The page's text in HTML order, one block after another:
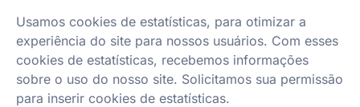
Usamos cookies de estatísticas, para otimizar a
experiência do site para nossos usuários. Com esses
cookies de estatísticas, recebemos informações
sobre o uso do nosso site. Solicitamos sua permissão
para inserir cookies de estatísticas.